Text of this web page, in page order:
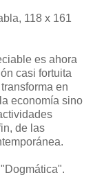
118 x 161
es ahora
casi fortuita
en
economía sino
de las